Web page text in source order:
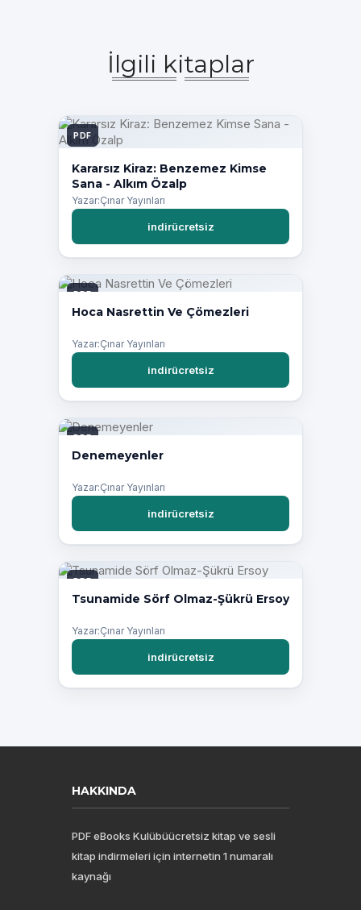
İlgili kitaplar
PDF
Kararsız Kiraz: Benzemez Kimse
Sana - Alkım Özalp
Yazar:Çınar Yayınları
indirücretsiz
PDF
Hoca Nasrettin Ve Çömezleri
Yazar:Çınar Yayınları
indirücretsiz
PDF
Denemeyenler
Yazar:Çınar Yayınları
indirücretsiz
PDF
Tsunamide Sörf Olmaz-Şükrü Ersoy
Yazar:Çınar Yayınları
indirücretsiz
HAKKINDA
PDF eBooks Kulübüücretsiz kitap ve sesli
kitap indirmeleri için internetin 1 numaralı
kaynağı